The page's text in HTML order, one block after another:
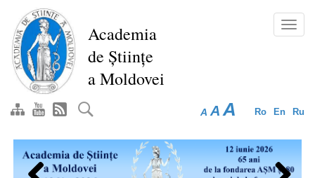
conţinutul
principal
Academia
de Științe
a Moldovei
Ro En Ru
A A A